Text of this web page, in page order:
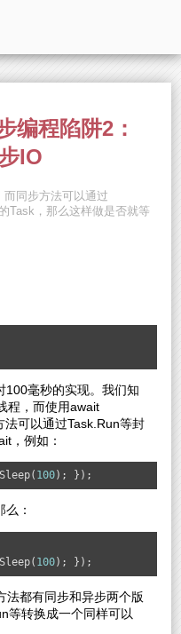
编程陷阱2：
IO
同步方法可以通过
Task，那么这样做是否就等
100毫秒的实现。我们知
程，而使用await
可以通过Task.Run等封
，例如：
100); });
：
100); });
法都有同步和异步两个版
等转换成一个同样可以